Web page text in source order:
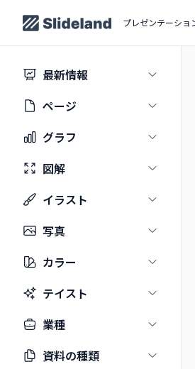
プレゼンテーショ
最新情報
ページ
グラフ
図解
イラスト
写真
カラー
テイスト
業種
資料の種類